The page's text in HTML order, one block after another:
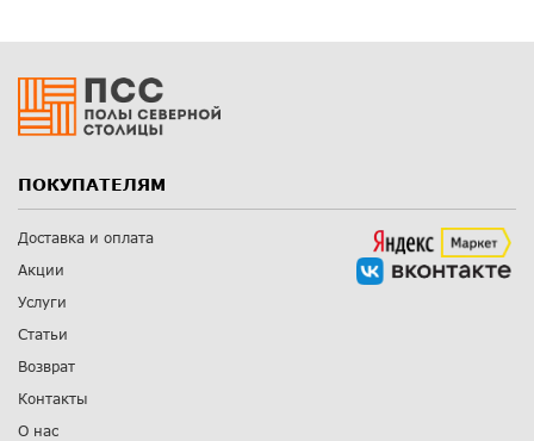
ПОКУПАТЕЛЯМ
Доставка и оплата
Акции
Услуги
Статьи
Возврат
Контакты
О нас